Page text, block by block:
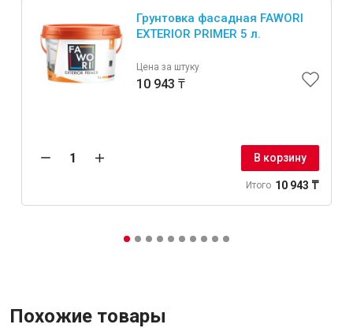
Грунтовка фасадная FAWORI
EXTERIOR PRIMER 5 л.
Цена за штуку
10 943 ₸
В корзину
Итого 10 943 ₸
Похожие товары
Монтажные ленты
Канаты, шнуры
Товары для бани и сауны
Оборудование для клининга и уборки